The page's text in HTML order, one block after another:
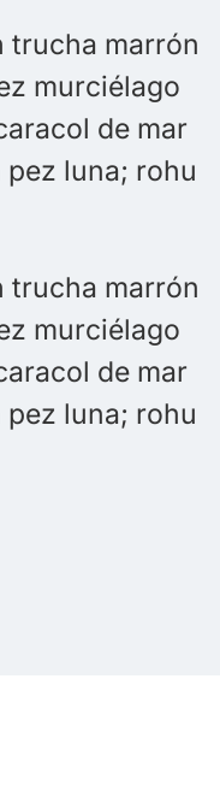
rostrata
negro
lenguado de
gulper